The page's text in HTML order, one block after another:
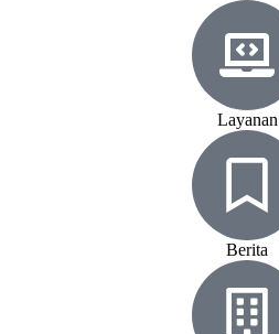
Layanan
Berita